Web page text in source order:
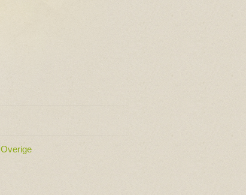
Overige